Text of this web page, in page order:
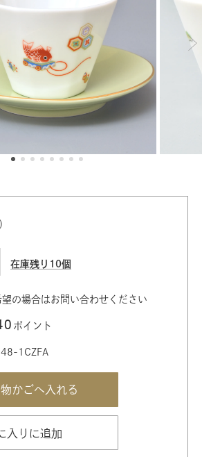
在庫残り10個
望の場合はお問い合わせください
ポイント
1CZFA
入りに追加